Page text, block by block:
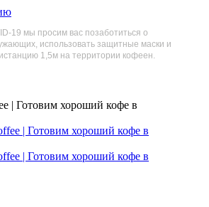
19 мы просим вас позаботиться о
использовать защитные маски и
1,5м на территории кофеен.
| Готовим хороший кофе в